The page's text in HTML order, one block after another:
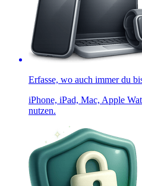
Erfasse, wo auch immer du
iPhone, iPad, Mac, Apple
nutzen.